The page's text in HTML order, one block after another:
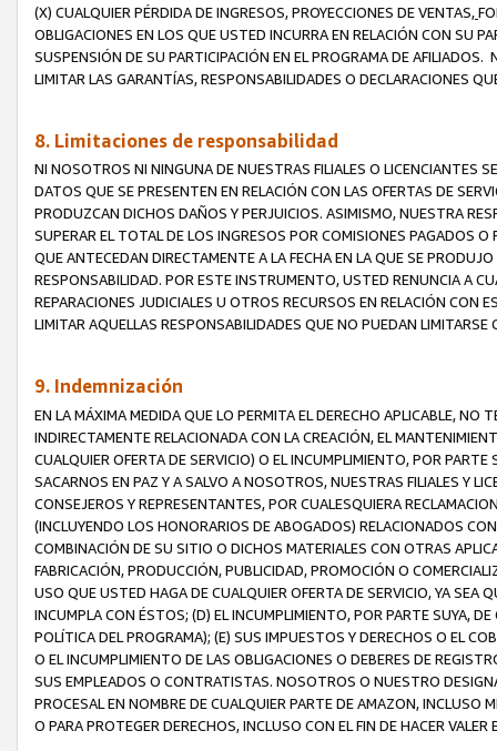
(X) CUALQUIER PÉRDIDA DE INGRESOS, PROYECCIONES DE VENTAS,
OBLIGACIONES EN LOS QUE USTED INCURRA EN RELACIÓN CON SU
SUSPENSIÓN DE SU PARTICIPACIÓN EN EL PROGRAMA DE
LIMITAR LAS GARANTÍAS, RESPONSABILIDADES O DECLARACIONES
8. Limitaciones de responsabilidad
NI NOSOTROS NI NINGUNA DE NUESTRAS FILIALES O LICENCIANTES
DATOS QUE SE PRESENTEN EN RELACIÓN CON LAS OFERTAS DE
PRODUZCAN DICHOS DAÑOS Y PERJUICIOS. ASIMISMO, NUESTRA
SUPERAR EL TOTAL DE LOS INGRESOS POR COMISIONES PAGADOS
QUE ANTECEDAN DIRECTAMENTE A LA FECHA EN LA QUE SE
RESPONSABILIDAD. POR ESTE INSTRUMENTO, USTED RENUNCIA A
REPARACIONES JUDICIALES U OTROS RECURSOS EN RELACIÓN CON
LIMITAR AQUELLAS RESPONSABILIDADES QUE NO PUEDAN LIMITARSE
9. Indemnización
EN LA MÁXIMA MEDIDA QUE LO PERMITA EL DERECHO APLICABLE,
INDIRECTAMENTE RELACIONADA CON LA CREACIÓN, EL
CUALQUIER OFERTA DE SERVICIO) O EL INCUMPLIMIENTO, POR
SACARNOS EN PAZ Y A SALVO A NOSOTROS, NUESTRAS FILIALES Y
CONSEJEROS Y REPRESENTANTES, POR CUALESQUIERA
(INCLUYENDO LOS HONORARIOS DE ABOGADOS) RELACIONADOS
COMBINACIÓN DE SU SITIO O DICHOS MATERIALES CON OTRAS
FABRICACIÓN, PRODUCCIÓN, PUBLICIDAD, PROMOCIÓN O
USO QUE USTED HAGA DE CUALQUIER OFERTA DE SERVICIO, YA SEA
INCUMPLA CON ÉSTOS; (D) EL INCUMPLIMIENTO, POR PARTE SUYA,
POLÍTICA DEL PROGRAMA); (E) SUS IMPUESTOS Y DERECHOS O EL
O EL INCUMPLIMIENTO DE LAS OBLIGACIONES O DEBERES DE
SUS EMPLEADOS O CONTRATISTAS. NOSOTROS O NUESTRO
PROCESAL EN NOMBRE DE CUALQUIER PARTE DE AMAZON, INCLUSO
O PARA PROTEGER DERECHOS, INCLUSO CON EL FIN DE HACER VALER